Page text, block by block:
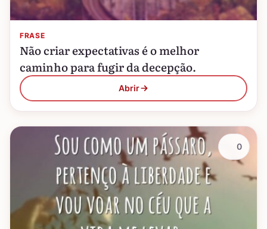
FRASE
Não criar expectativas é o melhor
caminho para fugir da decepção.
Abrir
0